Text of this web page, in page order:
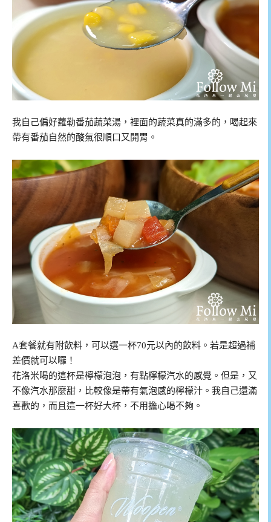
我自己偏好蘿勒番茄蔬菜湯，裡面的蔬菜真的滿多的，喝起來
帶有番茄自然的酸氣很順口又開胃。
A套餐就有附飲料，可以選一杯70元以內的飲料。若是超過補
差價就可以囉！
花洛米喝的這杯是檸檬泡泡，有點檸檬汽水的感覺。但是，又
不像汽水那麼甜，比較像是帶有氣泡感的檸檬汁。我自己還滿
喜歡的，而且這一杯好大杯，不用擔心喝不夠。